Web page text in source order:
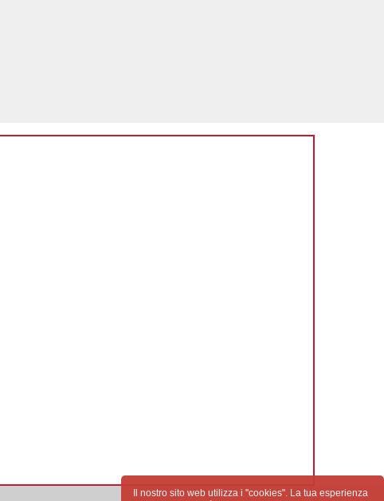
Il nostro sito web utilizza i "cookies". La tua esperienza